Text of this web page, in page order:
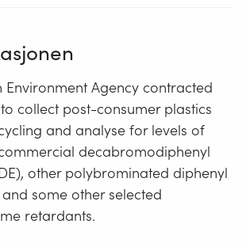
Environment Agency contracted
collect post-consumer plastics
and analyse for levels of
decabromodiphenyl
other polybrominated diphenyl
and some other selected
retardants.